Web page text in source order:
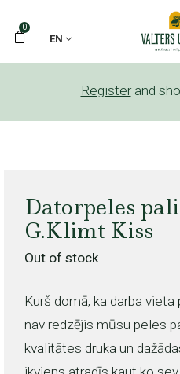
0
EN
Register and
Datorpeles
G.Klimt Kiss
Out of stock
Kurš domā, ka darba
nav redzējis mūsu peles
kvalitātes druka un